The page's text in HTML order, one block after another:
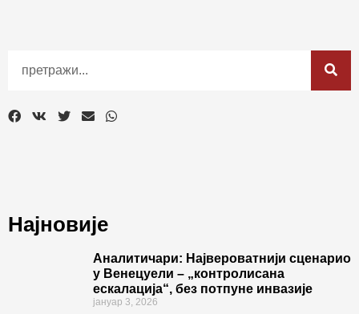
Најновије
Аналитичари: Највероватнији сценарио
у Венецуели – „контролисана
ескалација“, без потпуне инвазије
јануар 3, 2026